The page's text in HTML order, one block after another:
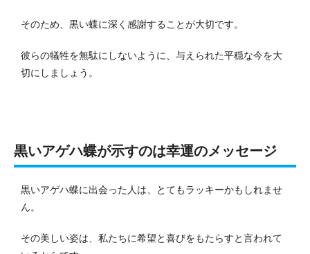
そのため、黒い蝶に深く感謝することが大切です。
彼らの犠牲を無駄にしないように、与えられた平穏な今を大
切にしましょう。
黒いアゲハ蝶が示すのは幸運のメッセージ
黒いアゲハ蝶に出会った人は、とてもラッキーかもしれませ
ん。
その美しい姿は、私たちに希望と喜びをもたらすと言われて